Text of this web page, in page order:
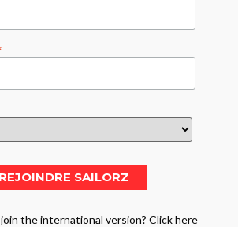
the international version? Click here